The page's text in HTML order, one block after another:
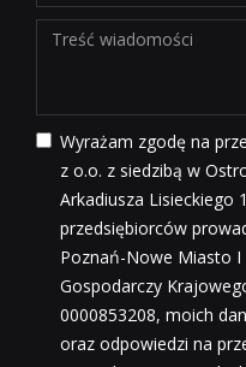
Wyrażam zgodę na
z o.o. z siedzibą w
Arkadiusza Lisieckiego
przedsiębiorców
Poznań-Nowe Miasto I
Gospodarczy
0000853208, moich
oraz odpowiedzi na